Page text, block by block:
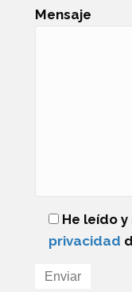
Mensaje
He leído
privacidad